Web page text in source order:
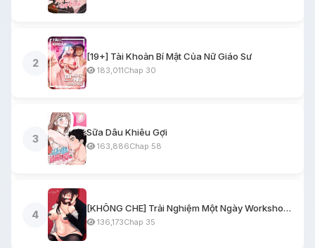
2
[19+] Tài Khoản Bí Mật Của Nữ Giáo Sư
183,011Chap 30
3
Sữa Dâu Khiêu Gợi
163,886Chap 58
4
[KHÔNG CHE] Trải Nghiệm Một Ngày Workshop BDSM
136,173Chap 35